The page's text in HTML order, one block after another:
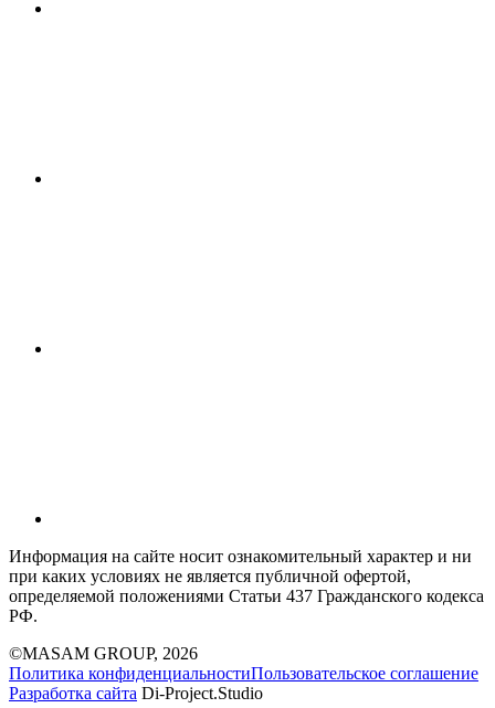
Информация на сайте носит ознакомительный характер и ни
при каких условиях не является публичной офертой,
определяемой положениями Статьи 437 Гражданского кодекса
РФ.
©MASAM GROUP, 2026
Политика конфиденциальностиПользовательское соглашение
Разработка сайта Di-Project.Studio